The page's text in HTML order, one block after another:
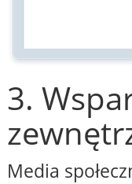
3.
Media